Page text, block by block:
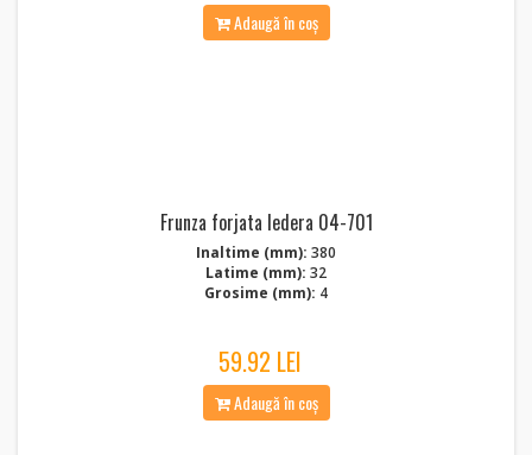
Adaugă în coș
Frunza forjata Iedera 04-701
Inaltime (mm): 380
Latime (mm): 32
Grosime (mm): 4
59.92 LEI
Adaugă în coș